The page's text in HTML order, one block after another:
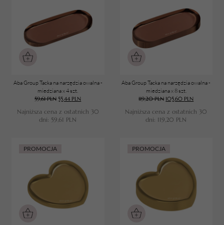
TWÓJ KOSZYK (
PRZEJDŹ DO KOSZYKA
Aba Group Tacka na narzędzia owalna -
miedziana x 4 szt.
59,61PLN 55,44 PLN
Najniższa cena z ostatnich 30
dni: 59,61 PLN
Aba Group Tacka na narzędzia owalna -
miedziana x 8 szt.
119,20PLN 105,60 PLN
Najniższa cena z ostatnich 30
dni: 119,20 PLN
PROMOCJA PROMOCJA